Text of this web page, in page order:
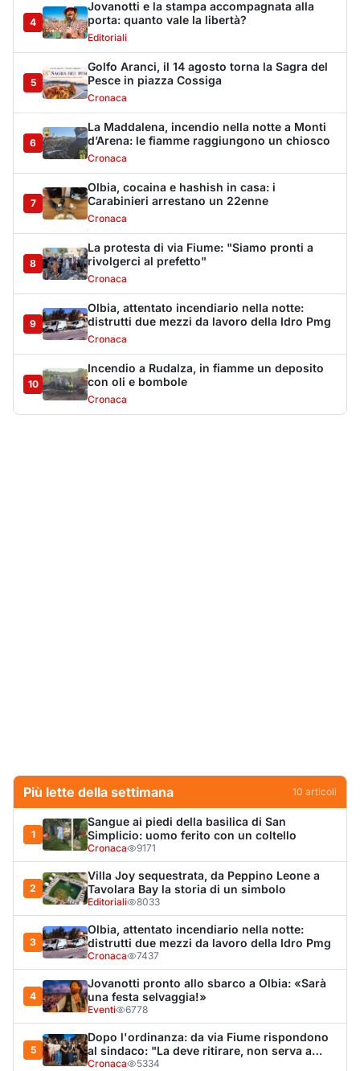
4
Jovanotti e la stampa accompagnata alla
porta: quanto vale la libertà?
Editoriali
5
Golfo Aranci, il 14 agosto torna la Sagra del
Pesce in piazza Cossiga
Cronaca
6
La Maddalena, incendio nella notte a Monti
d’Arena: le fiamme raggiungono un chiosco
Cronaca
7
Olbia, cocaina e hashish in casa: i
Carabinieri arrestano un 22enne
Cronaca
8
La protesta di via Fiume: "Siamo pronti a
rivolgerci al prefetto"
Cronaca
9
Olbia, attentato incendiario nella notte:
distrutti due mezzi da lavoro della Idro Pmg
Cronaca
10
Incendio a Rudalza, in fiamme un deposito
con oli e bombole
Cronaca
Più lette della settimana 10 articoli
1
Sangue ai piedi della basilica di San
Simplicio: uomo ferito con un coltello
Cronaca 9171
2
Villa Joy sequestrata, da Peppino Leone a
Tavolara Bay la storia di un simbolo
Editoriali 8033
3
Olbia, attentato incendiario nella notte:
distrutti due mezzi da lavoro della Idro Pmg
Cronaca 7437
4
Jovanotti pronto allo sbarco a Olbia: «Sarà
una festa selvaggia!»
Eventi 6778
5
Dopo l'ordinanza: da via Fiume rispondono
al sindaco: "La deve ritirare, non serva a
nulla"
Cronaca 5334